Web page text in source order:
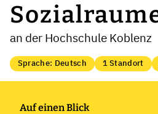
an der Hochschule Koblenz
Sprache: Deutsch 1 Standort
Auf einen Blick